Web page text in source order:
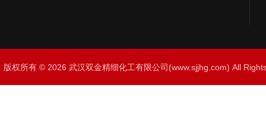
版权所有 © 2026 武汉双金精细化工有限公司(www.sjjhg.com) All